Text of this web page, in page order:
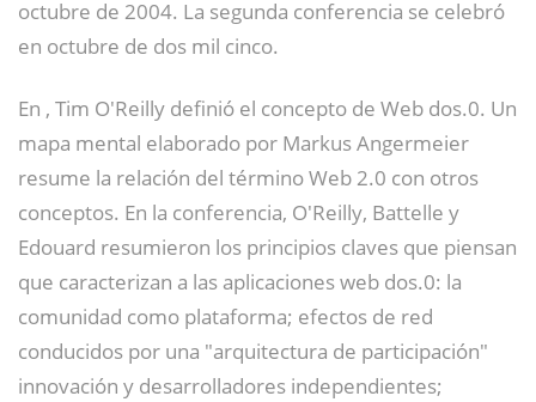
octubre de 2004. La segunda conferencia se celebró
en octubre de dos mil cinco.
En , Tim O'Reilly definió el concepto de Web dos.0. Un
mapa mental elaborado por Markus Angermeier
resume la relación del término Web 2.0 con otros
conceptos. En la conferencia, O'Reilly, Battelle y
Edouard resumieron los principios claves que piensan
que caracterizan a las aplicaciones web dos.0: la
comunidad como plataforma; efectos de red
conducidos por una "arquitectura de participación"
innovación y desarrolladores independientes;